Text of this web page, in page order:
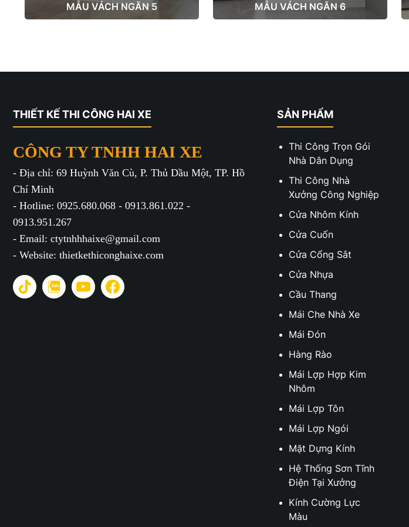
MẪU VÁCH NGĂN 5 MẪU VÁCH NGĂN 6
THIẾT KẾ THI CÔNG HAI XE
CÔNG TY TNHH HAI XE
- Địa chỉ: 69 Huỳnh Văn Cù, P. Thủ Dầu Một, TP. Hồ
Chí Minh
- Hotline: 0925.680.068 - 0913.861.022 -
0913.951.267
- Email: ctytnhhhaixe@gmail.com
- Website: thietkethiconghaixe.com
SẢN PHẨM
Thi Công Trọn Gói
Nhà Dân Dụng
Thi Công Nhà
Xưởng Công Nghiệp
Cửa Nhôm Kính
Cửa Cuốn
Cửa Cổng Sắt
Cửa Nhựa
Cầu Thang
Mái Che Nhà Xe
Mái Đón
Hàng Rào
Mái Lợp Hợp Kim
Nhôm
Mái Lợp Tôn
Mái Lợp Ngói
Mặt Dựng Kính
Hệ Thống Sơn Tĩnh
Điện Tại Xưởng
Kính Cường Lực
Màu